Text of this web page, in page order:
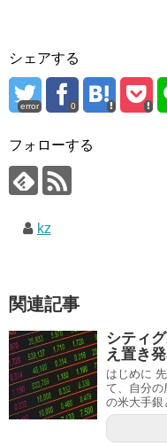
シェアする
error 0
フォローする
kz
関連記事
シティ
え置き
はじめに
て、自分の
の米大手銀